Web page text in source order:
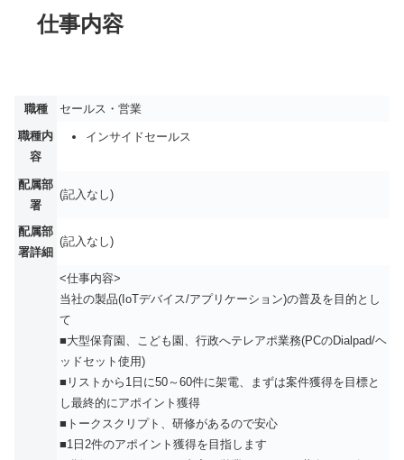
仕事内容
職種
セールス・営業
職種内
容
インサイドセールス
配属部
署
(記入なし)
配属部
署詳細
(記入なし)
<仕事内容>
当社の製品(IoTデバイス/アプリケーション)の普及を目的とし
て
■大型保育園、こども園、行政へテレアポ業務(PCのDialpad/ヘ
ッドセット使用)
■リストから1日に50～60件に架電、まずは案件獲得を目標と
し最終的にアポイント獲得
■トークスクリプト、研修があるので安心
■1日2件のアポイント獲得を目指します